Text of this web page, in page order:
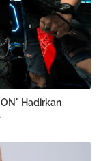
Hadirkan